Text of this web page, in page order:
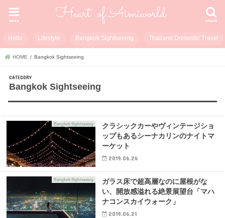
search
menu
Hello Lifestyle Bangkok Sightseeing Thailand Domestic Travel
HOME Bangkok Sightseeing
Bangkok Sightseeing
Bangkok Sightseeing
クラシックカーやヴィンテージショ
ップもあるシーナカリンのナイトマ
ーケット
2019.06.26
Bangkok Sightseeing
ガラス床で超高層なのに屋根がな
い、開放感溢れる絶景展望台「マハ
ナコンスカイウォーク」
2019.06.21